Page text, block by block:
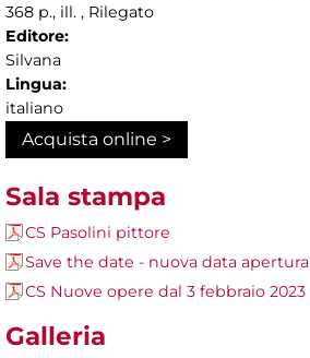
368 p., ill. , Rilegato
Editore:
Silvana
Lingua:
italiano
Acquista online >
Sala stampa
CS Pasolini pittore
Save the date - nuova data
CS Nuove opere dal 3 febbraio 2023
Galleria